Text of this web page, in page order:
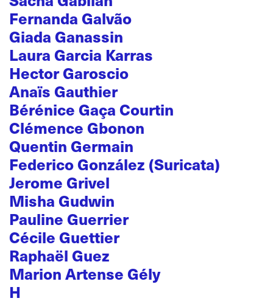
Fernanda Galvão
Giada Ganassin
Laura Garcia Karras
Hector Garoscio
Anaïs Gauthier
Bérénice Gaça Courtin
Clémence Gbonon
Quentin Germain
Federico González (Suricata)
Jerome Grivel
Misha Gudwin
Pauline Guerrier
Cécile Guettier
Raphaël Guez
Marion Artense Gély
H